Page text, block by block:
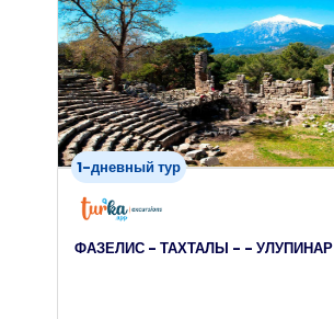
1-дневный тур
ФАЗЕЛИС - ТАХТАЛЫ - - УЛУПИНАР